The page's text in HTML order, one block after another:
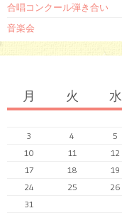
合唱コンクール弾き合い
音楽会
月 火 水
3
4 5
10
11 12
17
18 19
24
25 26
31